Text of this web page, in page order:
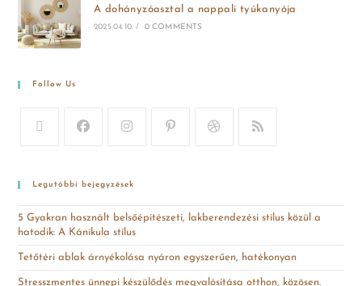
A dohányzóasztal a nappali tyúkanyója
2025.04.10. / 0 COMMENTS
Follow Us
Legutóbbi bejegyzések
5 Gyakran használt belsőépítészeti, lakberendezési stílus közül a
hatodik: A Kánikula stílus
Tetőtéri ablak árnyékolása nyáron egyszerűen, hatékonyan
Stresszmentes ünnepi készülődés megvalósítása otthon, közösen.